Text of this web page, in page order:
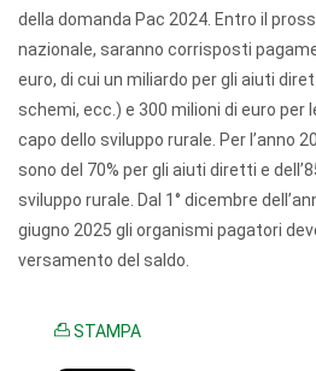
della domanda Pac 2024. Entro il
nazionale, saranno corrisposti
euro, di cui un miliardo per gli aiuti
schemi, ecc.) e 300 milioni di euro per
capo dello sviluppo rurale. Per l’anno
sono del 70% per gli aiuti diretti e
sviluppo rurale. Dal 1° dicembre
giugno 2025 gli organismi pagatori
versamento del saldo.
STAMPA